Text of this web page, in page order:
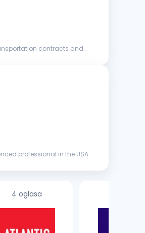
contracts and
professional in the USA
4 oglasa